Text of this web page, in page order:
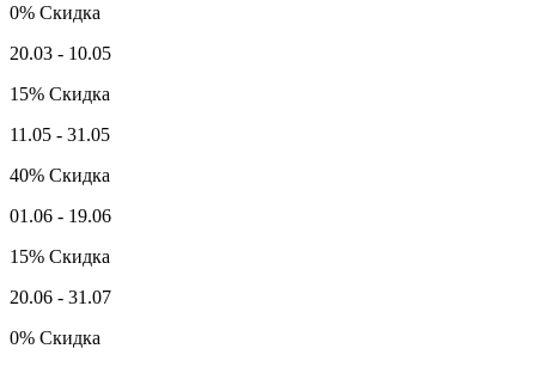
0% Скидка
20.03 - 10.05
15% Скидка
11.05 - 31.05
40% Скидка
01.06 - 19.06
15% Скидка
20.06 - 31.07
0% Скидка